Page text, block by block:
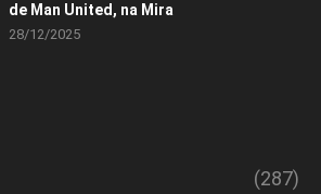
de Man United, na Mira
28/12/2025
(287)